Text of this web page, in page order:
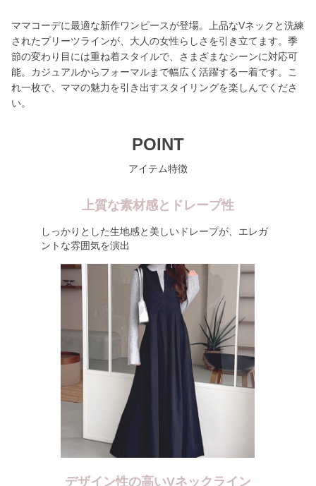
ママコーデに最適な新作ワンピースが登場。上品なVネックと洗練
されたプリーツラインが、大人の女性らしさを引き立てます。季
節の変わり目には重ね着スタイルで、さまざまなシーンに対応可
能。カジュアルからフォーマルまで幅広く活躍する一着です。こ
れ一枚で、ママの魅力を引き出すスタイリングを楽しんでくださ
い。
POINT
アイテム特徴
上質な素材感とドレープ性
しっかりとした生地感と美しいドレープが、エレガ
ントな雰囲気を演出
デザイン性の高いVネックライン